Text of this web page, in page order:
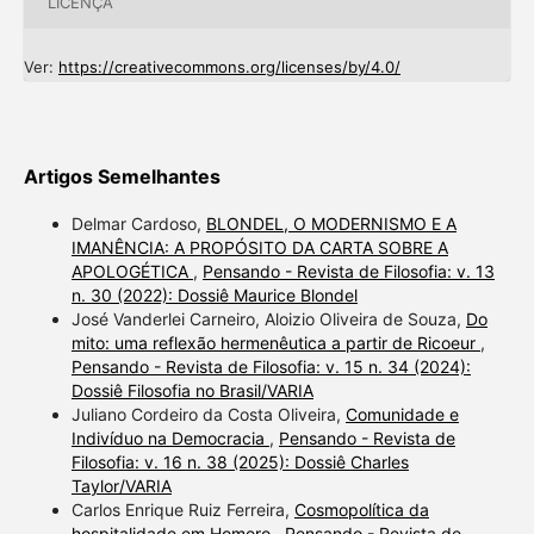
Ver: https://creativecommons.org/licenses/by/4.0/
Artigos Semelhantes
Delmar Cardoso, BLONDEL, O MODERNISMO E A
IMANÊNCIA: A PROPÓSITO DA CARTA SOBRE A
APOLOGÉTICA , Pensando - Revista de Filosofia: v. 13
n. 30 (2022): Dossiê Maurice Blondel
José Vanderlei Carneiro, Aloizio Oliveira de Souza, Do
mito: uma reflexão hermenêutica a partir de Ricoeur ,
Pensando - Revista de Filosofia: v. 15 n. 34 (2024):
Dossiê Filosofia no Brasil/VARIA
Juliano Cordeiro da Costa Oliveira, Comunidade e
Indivíduo na Democracia , Pensando - Revista de
Filosofia: v. 16 n. 38 (2025): Dossiê Charles
Taylor/VARIA
Carlos Enrique Ruiz Ferreira, Cosmopolítica da